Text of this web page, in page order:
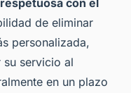
de eliminar
personalizada,
servicio al
en un plazo